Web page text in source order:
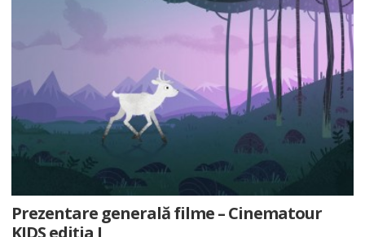
Prezentare generală filme – Cinematour